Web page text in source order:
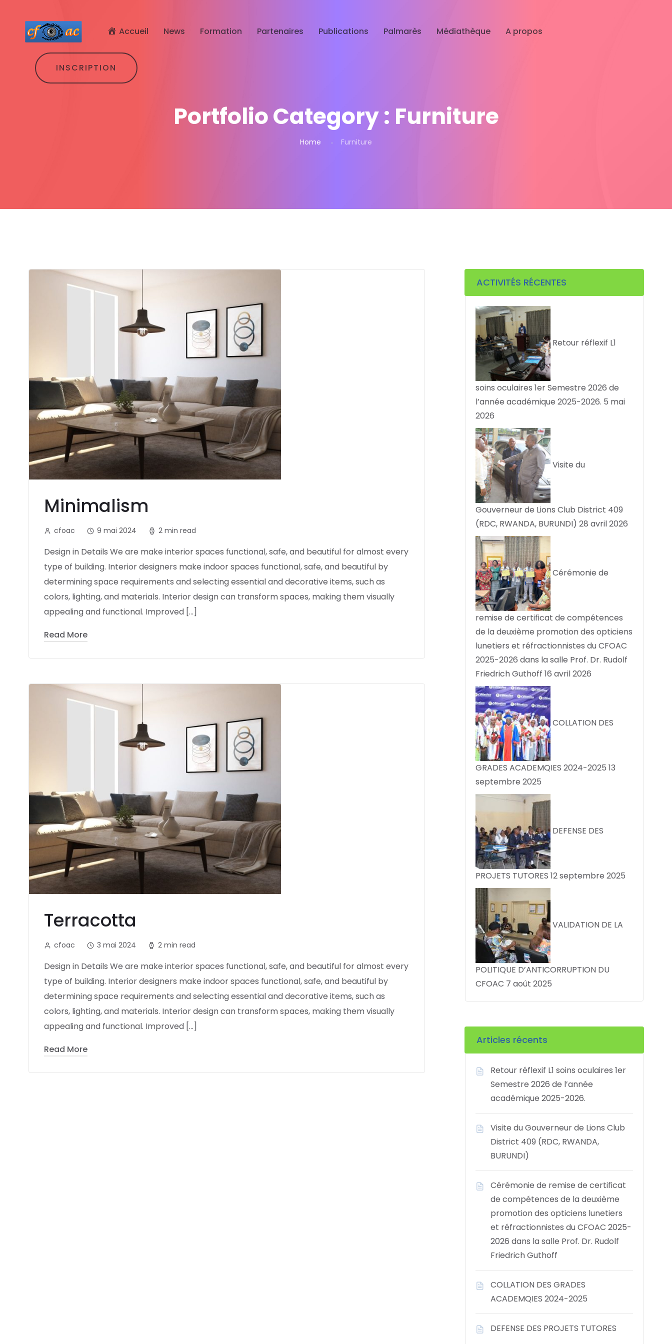
Accueil News Formation Partenaires Publications Palmarès Médiathèque A propos
INSCRIPTION
Portfolio Category : Furniture
Home Furniture
Minimalism
cfoac 9 mai 2024 2 min read
Design in Details We are make interior spaces functional, safe, and beautiful for almost every
type of building. Interior designers make indoor spaces functional, safe, and beautiful by
determining space requirements and selecting essential and decorative items, such as
colors, lighting, and materials. Interior design can transform spaces, making them visually
appealing and functional. Improved […]
Read More
Terracotta
cfoac 3 mai 2024 2 min read
Design in Details We are make interior spaces functional, safe, and beautiful for almost every
type of building. Interior designers make indoor spaces functional, safe, and beautiful by
determining space requirements and selecting essential and decorative items, such as
colors, lighting, and materials. Interior design can transform spaces, making them visually
appealing and functional. Improved […]
Read More
ACTIVITÉS RÉCENTES
Retour réflexif L1
soins oculaires 1er Semestre 2026 de
l’année académique 2025-2026. 5 mai
2026
Visite du
Gouverneur de Lions Club District 409
(RDC, RWANDA, BURUNDI) 28 avril 2026
Cérémonie de
remise de certificat de compétences
de la deuxième promotion des opticiens
lunetiers et réfractionnistes du CFOAC
2025-2026 dans la salle Prof. Dr. Rudolf
Friedrich Guthoff 16 avril 2026
COLLATION DES
GRADES ACADEMQIES 2024-2025 13
septembre 2025
DEFENSE DES
PROJETS TUTORES 12 septembre 2025
VALIDATION DE LA
POLITIQUE D’ANTICORRUPTION DU
CFOAC 7 août 2025
Articles récents
Retour réflexif L1 soins oculaires 1er
Semestre 2026 de l’année
académique 2025-2026.
Visite du Gouverneur de Lions Club
District 409 (RDC, RWANDA,
BURUNDI)
Cérémonie de remise de certificat
de compétences de la deuxième
promotion des opticiens lunetiers
et réfractionnistes du CFOAC 2025-
2026 dans la salle Prof. Dr. Rudolf
Friedrich Guthoff
COLLATION DES GRADES
ACADEMQIES 2024-2025
DEFENSE DES PROJETS TUTORES